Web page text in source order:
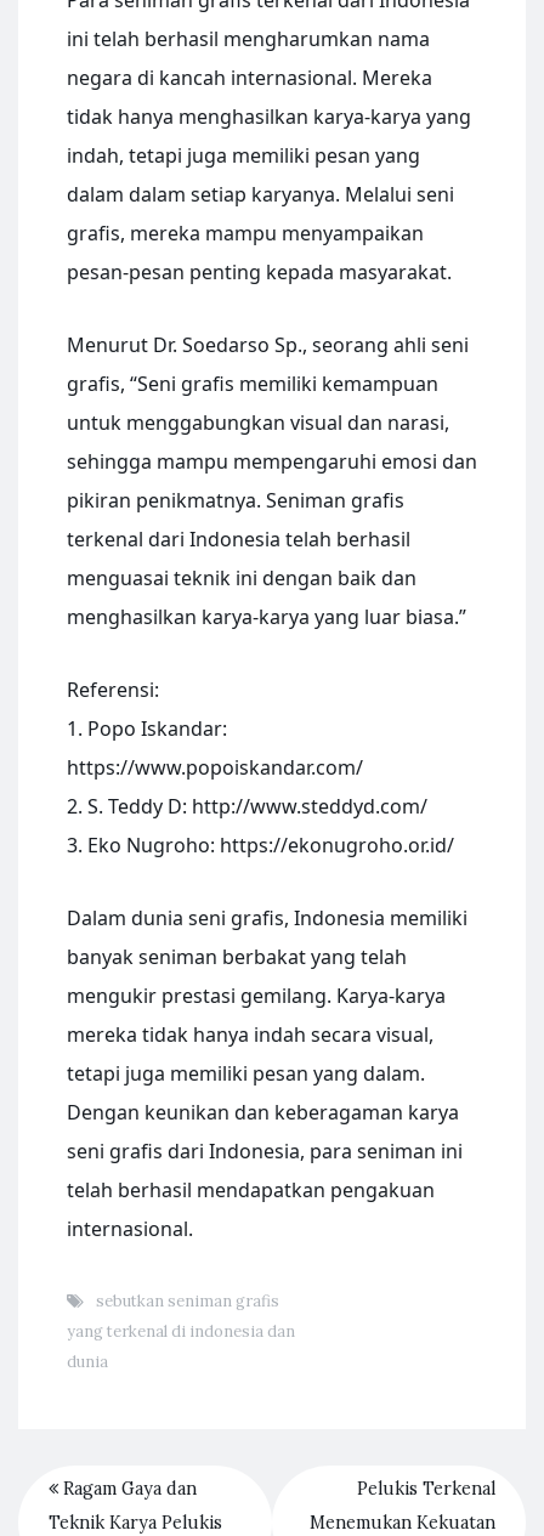
ini telah berhasil mengharumkan nama
negara di kancah internasional. Mereka
tidak hanya menghasilkan karya-karya yang
indah, tetapi juga memiliki pesan yang
dalam dalam setiap karyanya. Melalui seni
grafis, mereka mampu menyampaikan
pesan-pesan penting kepada masyarakat.
Menurut Dr. Soedarso Sp., seorang ahli seni
grafis, “Seni grafis memiliki kemampuan
untuk menggabungkan visual dan narasi,
sehingga mampu mempengaruhi emosi dan
pikiran penikmatnya. Seniman grafis
terkenal dari Indonesia telah berhasil
menguasai teknik ini dengan baik dan
menghasilkan karya-karya yang luar biasa.”
Referensi:
1. Popo Iskandar:
https://www.popoiskandar.com/
2. S. Teddy D: http://www.steddyd.com/
3. Eko Nugroho: https://ekonugroho.or.id/
Dalam dunia seni grafis, Indonesia memiliki
banyak seniman berbakat yang telah
mengukir prestasi gemilang. Karya-karya
mereka tidak hanya indah secara visual,
tetapi juga memiliki pesan yang dalam.
Dengan keunikan dan keberagaman karya
seni grafis dari Indonesia, para seniman ini
telah berhasil mendapatkan pengakuan
internasional.
sebutkan seniman grafis
yang terkenal di indonesia dan
dunia
Ragam Gaya dan
Teknik Karya Pelukis
Pelukis Terkenal
Menemukan Kekuatan